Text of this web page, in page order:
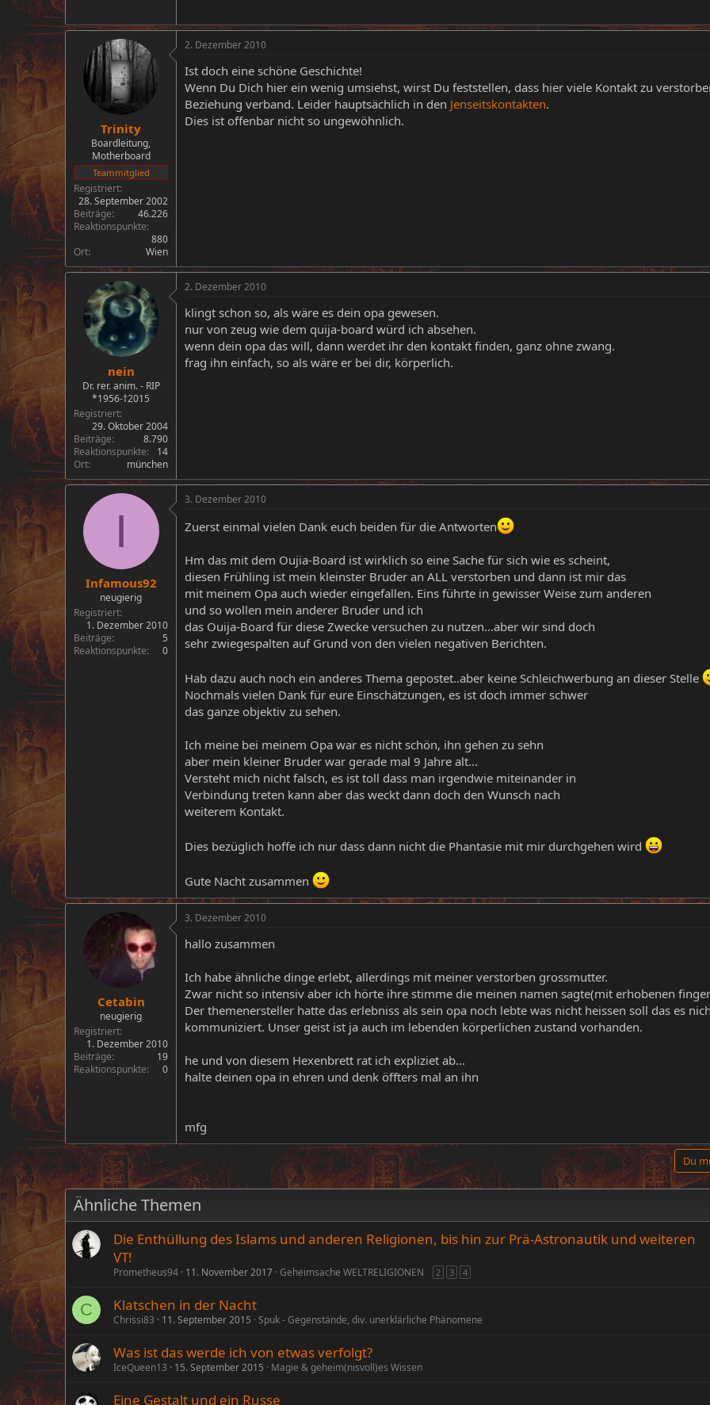
Trinity
Boardleitung,
Motherboard
Teammitglied
Registriert
28. September 2002
Beiträge
46.226
Reaktionspunkte
880
Ort
Wien
2. Dezember 2010
Ist doch eine schöne Geschichte!
Wenn Du Dich hier ein wenig umsiehst, wirst Du feststellen, dass hier viele Kontakt zu
Beziehung verband. Leider hauptsächlich in den Jenseitskontakten.
Dies ist offenbar nicht so ungewöhnlich.
nein
Dr. rer. anim. - RIP
*1956-†2015
Registriert
29. Oktober 2004
Beiträge
8.790
Reaktionspunkte
14
Ort
münchen
2. Dezember 2010
klingt schon so, als wäre es dein opa gewesen.
nur von zeug wie dem quija-board würd ich absehen.
wenn dein opa das will, dann werdet ihr den kontakt finden, ganz ohne zwang.
frag ihn einfach, so als wäre er bei dir, körperlich.
I
Infamous92
neugierig
Registriert
1. Dezember 2010
Beiträge
5
Reaktionspunkte
0
3. Dezember 2010
Zuerst einmal vielen Dank euch beiden für die Antworten
Hm das mit dem Oujia-Board ist wirklich so eine Sache für sich wie es scheint,
diesen Frühling ist mein kleinster Bruder an ALL verstorben und dann ist mir das
mit meinem Opa auch wieder eingefallen. Eins führte in gewisser Weise zum anderen
und so wollen mein anderer Bruder und ich
das Ouija-Board für diese Zwecke versuchen zu nutzen...aber wir sind doch
sehr zwiegespalten auf Grund von den vielen negativen Berichten.
Hab dazu auch noch ein anderes Thema gepostet..aber keine Schleichwerbung an dieser Stelle
Nochmals vielen Dank für eure Einschätzungen, es ist doch immer schwer
das ganze objektiv zu sehen.
Ich meine bei meinem Opa war es nicht schön, ihn gehen zu sehn
aber mein kleiner Bruder war gerade mal 9 Jahre alt...
Versteht mich nicht falsch, es ist toll dass man irgendwie miteinander in
Verbindung treten kann aber das weckt dann doch den Wunsch nach
weiterem Kontakt.
Dies bezüglich hoffe ich nur dass dann nicht die Phantasie mit mir durchgehen wird
Gute Nacht zusammen
Cetabin
neugierig
Registriert
1. Dezember 2010
Beiträge
19
Reaktionspunkte
0
3. Dezember 2010
hallo zusammen
Ich habe ähnliche dinge erlebt, allerdings mit meiner verstorben grossmutter.
Zwar nicht so intensiv aber ich hörte ihre stimme die meinen namen sagte(mit erhobenen
Der themenersteller hatte das erlebniss als sein opa noch lebte was nicht heissen soll das es
kommuniziert. Unser geist ist ja auch im lebenden körperlichen zustand vorhanden.
he und von diesem Hexenbrett rat ich expliziet ab...
halte deinen opa in ehren und denk öffters mal an ihn
mfg
Du
Ähnliche Themen
Die Enthüllung des Islams und anderen Religionen, bis hin zur Prä-Astronautik und weiteren
VT!
Prometheus94 11. November 2017 Geheimsache WELTRELIGIONEN 2 3 4
C Klatschen in der Nacht
Chrissi83 11. September 2015 Spuk - Gegenstände, div. unerklärliche Phänomene
Was ist das werde ich von etwas verfolgt?
IceQueen13 15. September 2015 Magie & geheim(nisvoll)es Wissen
Eine Gestalt und ein Russe